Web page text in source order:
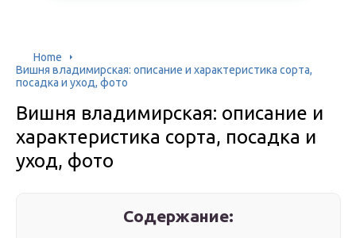
Home
Вишня владимирская: описание и характеристика сорта,
посадка и уход, фото
Вишня владимирская: описание и
характеристика сорта, посадка и
уход, фото
Содержание: